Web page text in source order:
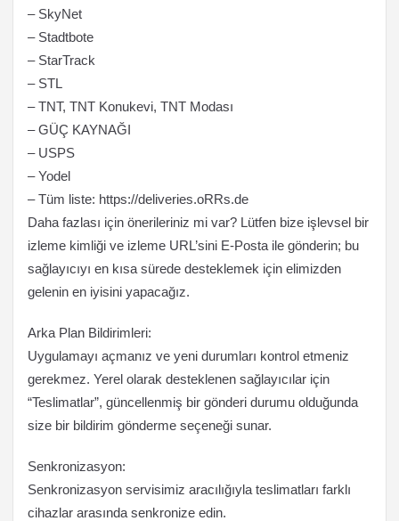
– SkyNet
– Stadtbote
– StarTrack
– STL
– TNT, TNT Konukevi, TNT Modası
– GÜÇ KAYNAĞI
– USPS
– Yodel
– Tüm liste: https://deliveries.oRRs.de
Daha fazlası için önerileriniz mi var? Lütfen bize işlevsel bir
izleme kimliği ve izleme URL’sini E-Posta ile gönderin; bu
sağlayıcıyı en kısa sürede desteklemek için elimizden
gelenin en iyisini yapacağız.
Arka Plan Bildirimleri:
Uygulamayı açmanız ve yeni durumları kontrol etmeniz
gerekmez. Yerel olarak desteklenen sağlayıcılar için
“Teslimatlar”, güncellenmiş bir gönderi durumu olduğunda
size bir bildirim gönderme seçeneği sunar.
Senkronizasyon:
Senkronizasyon servisimiz aracılığıyla teslimatları farklı
cihazlar arasında senkronize edin.